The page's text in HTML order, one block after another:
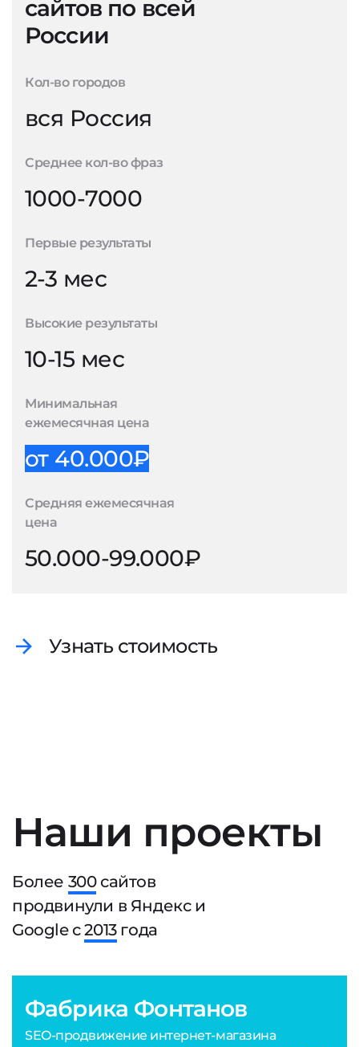
сайтов по всей
России
Кол-во городов
вся Россия
Среднее кол-во фраз
1000-7000
Первые результаты
2-3 мес
Высокие результаты
10-15 мес
Минимальная
ежемесячная цена
от 40.000₽
Средняя ежемесячная
цена
50.000-99.000₽
Узнать стоимость
Наши проекты
Более 300сайтов
продвинули в Яндекс и
Google с2013года
Фабрика Фонтанов
SEO-продвижение интернет-магазина